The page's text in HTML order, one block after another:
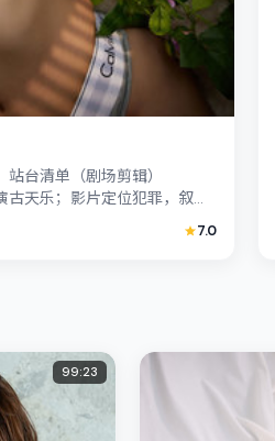
台清单（剧场剪辑）
古天乐；影片定位犯罪，叙事
个体命运...
7.0
99:23